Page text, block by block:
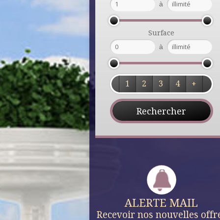
à
Surface
à
1 2 3 4 +
ALERTE MAIL
Recevoir nos nouvelles